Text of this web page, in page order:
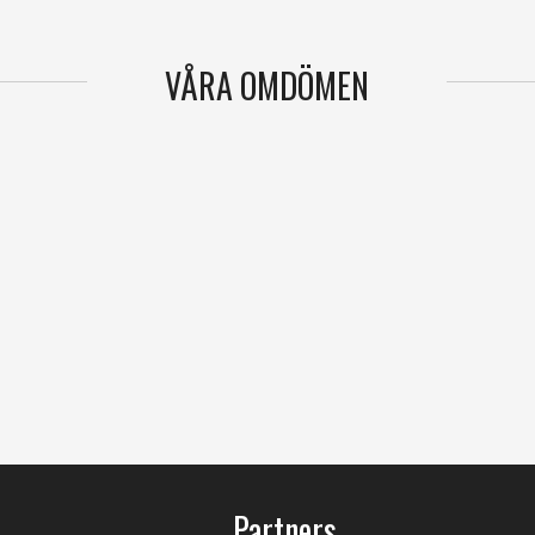
VÅRA OMDÖMEN